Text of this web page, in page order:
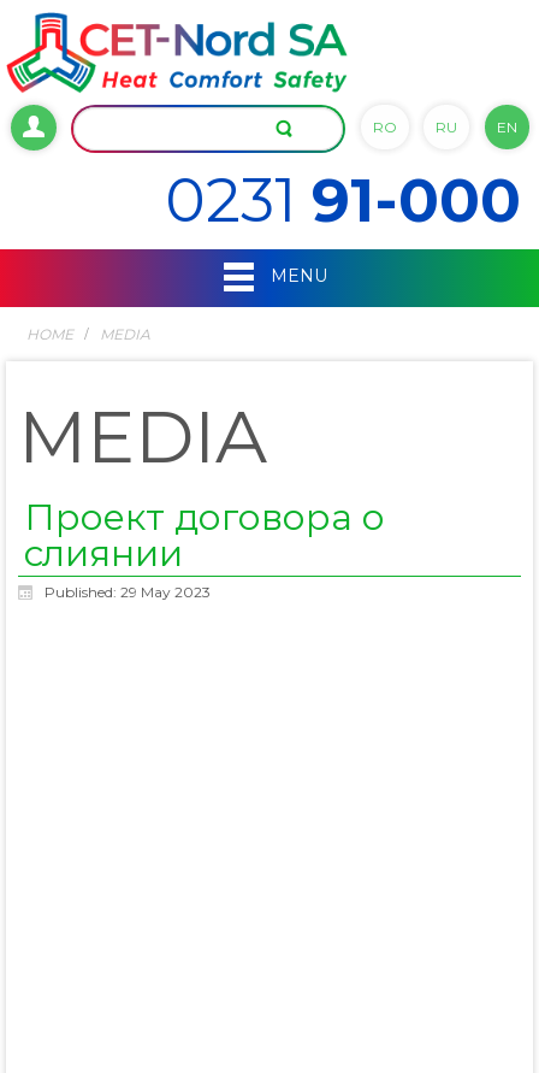
RO RU EN
0231 91-000
MENU
HOME MEDIA
MEDIA
Проект договора о
слиянии
Published: 29 May 2023